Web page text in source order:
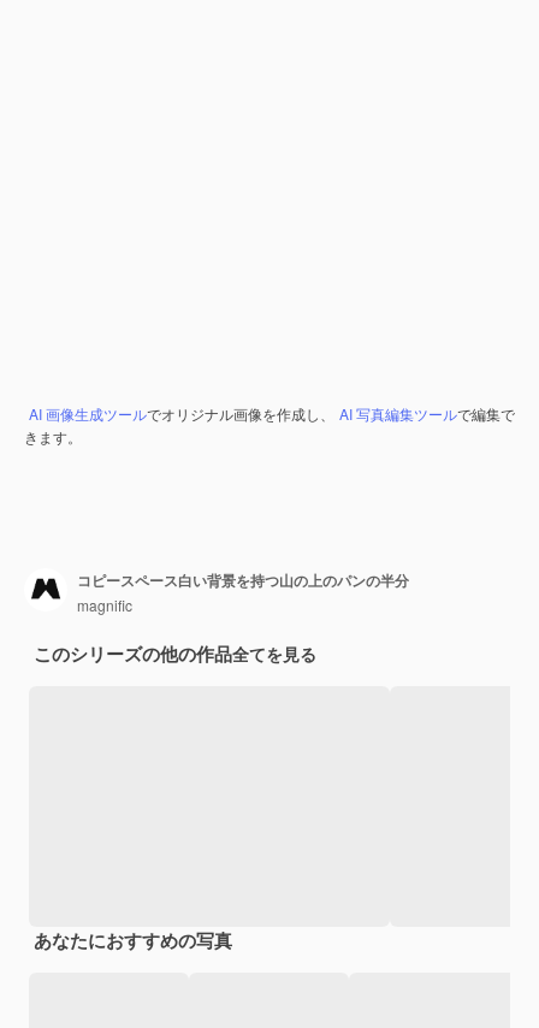
AI 画像生成ツールでオリジナル画像を作成し、 AI 写真編集ツールで編集で
きます。
コピースペース白い背景を持つ山の上のパンの半分
magnific
このシリーズの他の作品全てを見る
あなたにおすすめの写真